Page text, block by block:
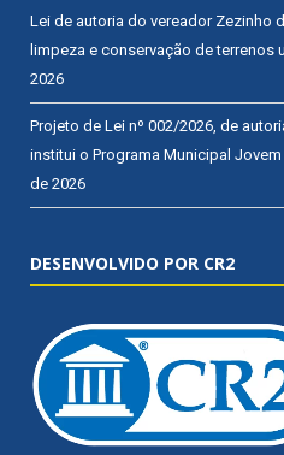
Lei de autoria do vereador Zezinho
limpeza e conservação de terrenos
2026
Projeto de Lei nº 002/2026, de
institui o Programa Municipal
de 2026
DESENVOLVIDO POR CR2